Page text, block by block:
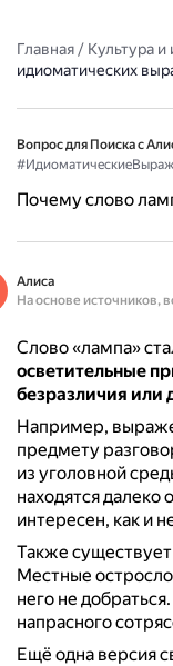
Главная/ Культура и
идиоматических
Вопрос для Поиска с
Почему слово
Алиса
На основе источников,
Слово «лампа»
осветительные
безразличия или
Например,
предмету
из уголовной
находятся далеко
интересен, как и
Также
Местные
него не добраться.
напрасного
Ещё одна версия